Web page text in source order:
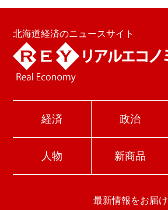
北海道経済のニュースサイト
経済 政治
人物 新商品
最新情報をお届け